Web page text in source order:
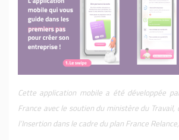
Cette application mobile a été développée
France avec le soutien du ministère du
l’Insertion dans le cadre du plan France